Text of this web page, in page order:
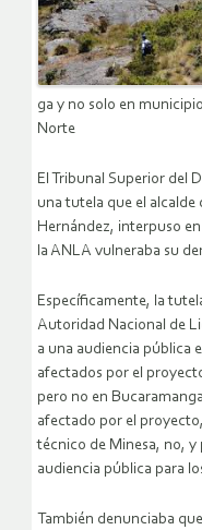
ga y no solo en
Norte
El Tribunal Superior del
una tutela que el
Hernández, interpuso
la ANLA vulneraba su
Específicamente, la
Autoridad Nacional de
a una audiencia pública
afectados por el
pero no en
afectado por el
técnico de Minesa, no,
audiencia pública para
También denunciaba